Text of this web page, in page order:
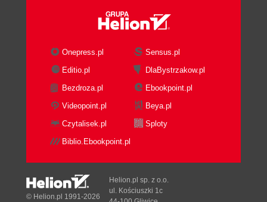
Onepress.pl
Sensus.pl
Editio.pl
DlaBystrzakow.pl
Bezdroza.pl
Ebookpoint.pl
Videopoint.pl
Beya.pl
Czytalisek.pl
Sploty
Biblio.Ebookpoint.pl
© Helion.pl 1991-2026
Helion.pl sp. z o.o.
ul. Kościuszki 1c